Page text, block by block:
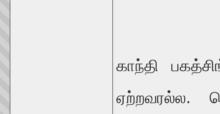
காந்தி
ஏற்றவரல்ல.